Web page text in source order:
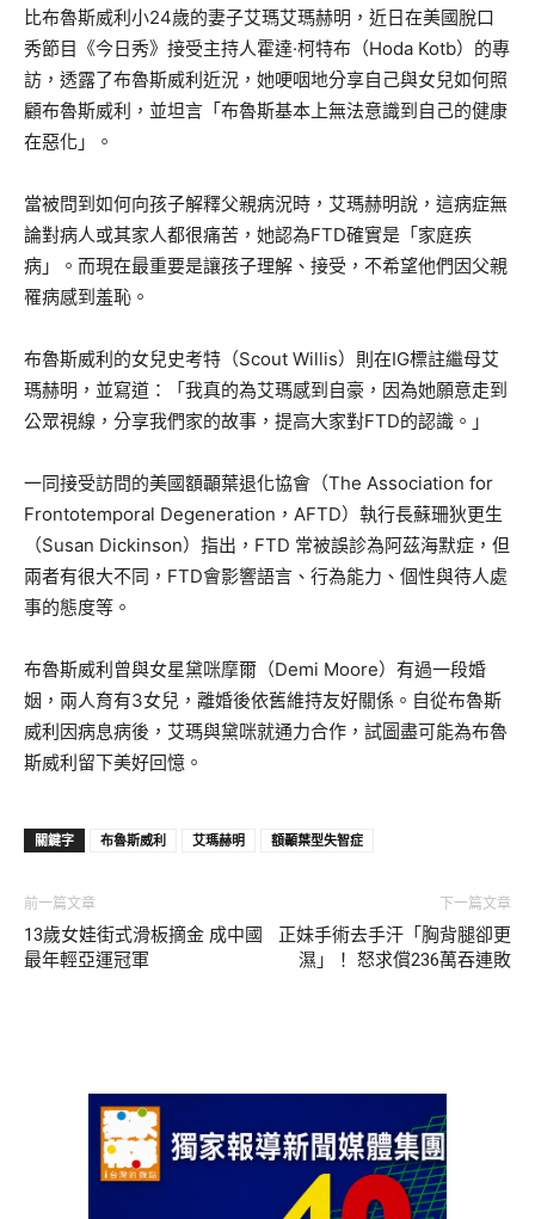
比布魯斯威利小24歲的妻子艾瑪艾瑪赫明，近日在美國脫口
秀節目《今日秀》接受主持人霍達·柯特布（Hoda Kotb）的專
訪，透露了布魯斯威利近況，她哽咽地分享自己與女兒如何照
顧布魯斯威利，並坦言「布魯斯基本上無法意識到自己的健康
在惡化」。
當被問到如何向孩子解釋父親病況時，艾瑪赫明說，這病症無
論對病人或其家人都很痛苦，她認為FTD確實是「家庭疾
病」。而現在最重要是讓孩子理解、接受，不希望他們因父親
罹病感到羞恥。
布魯斯威利的女兒史考特（Scout Willis）則在IG標註繼母艾
瑪赫明，並寫道：「我真的為艾瑪感到自豪，因為她願意走到
公眾視線，分享我們家的故事，提高大家對FTD的認識。」
一同接受訪問的美國額顳葉退化協會（The Association for
Frontotemporal Degeneration，AFTD）執行長蘇珊狄更生
（Susan Dickinson）指出，FTD 常被誤診為阿茲海默症，但
兩者有很大不同，FTD會影響語言、行為能力、個性與待人處
事的態度等。
布魯斯威利曾與女星黛咪摩爾（Demi Moore）有過一段婚
姻，兩人育有3女兒，離婚後依舊維持友好關係。自從布魯斯
威利因病息病後，艾瑪與黛咪就通力合作，試圖盡可能為布魯
斯威利留下美好回憶。
關鍵字 布魯斯威利 艾瑪赫明 額顳葉型失智症
前一篇文章
13歲女娃街式滑板摘金 成中國
最年輕亞運冠軍
下一篇文章
正妹手術去手汗「胸背腿卻更
濕」！ 怒求償236萬吞連敗